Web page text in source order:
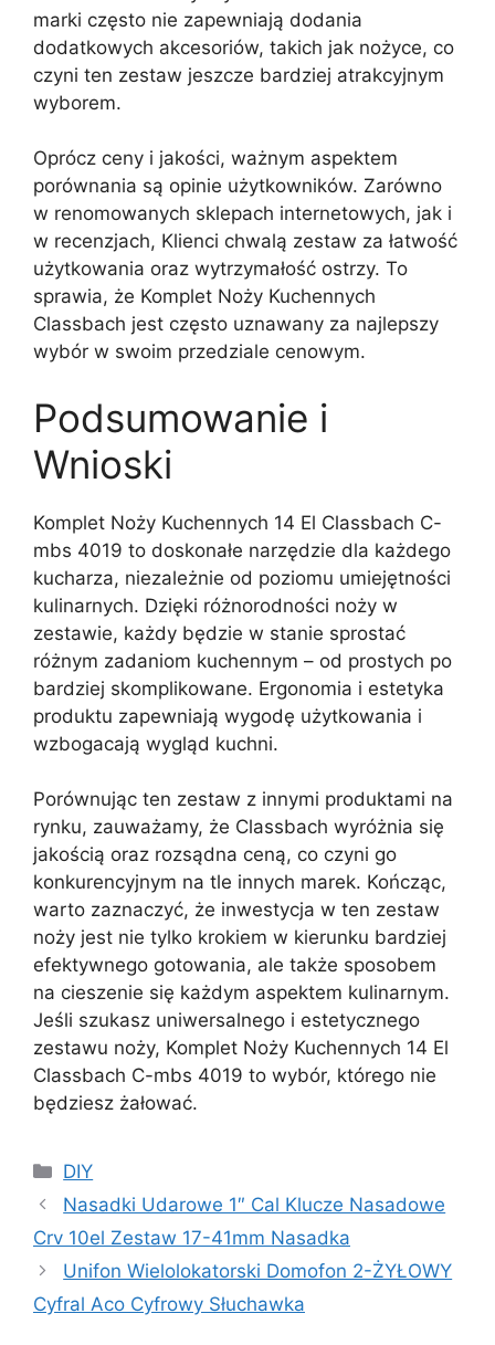
marki często nie zapewniają dodania
dodatkowych akcesoriów, takich jak nożyce, co
czyni ten zestaw jeszcze bardziej atrakcyjnym
wyborem.
Oprócz ceny i jakości, ważnym aspektem
porównania są opinie użytkowników. Zarówno
w renomowanych sklepach internetowych, jak i
w recenzjach, Klienci chwalą zestaw za łatwość
użytkowania oraz wytrzymałość ostrzy. To
sprawia, że Komplet Noży Kuchennych
Classbach jest często uznawany za najlepszy
wybór w swoim przedziale cenowym.
Podsumowanie i
Wnioski
Komplet Noży Kuchennych 14 El Classbach C-
mbs 4019 to doskonałe narzędzie dla każdego
kucharza, niezależnie od poziomu umiejętności
kulinarnych. Dzięki różnorodności noży w
zestawie, każdy będzie w stanie sprostać
różnym zadaniom kuchennym – od prostych po
bardziej skomplikowane. Ergonomia i estetyka
produktu zapewniają wygodę użytkowania i
wzbogacają wygląd kuchni.
Porównując ten zestaw z innymi produktami na
rynku, zauważamy, że Classbach wyróżnia się
jakością oraz rozsądna ceną, co czyni go
konkurencyjnym na tle innych marek. Kończąc,
warto zaznaczyć, że inwestycja w ten zestaw
noży jest nie tylko krokiem w kierunku bardziej
efektywnego gotowania, ale także sposobem
na cieszenie się każdym aspektem kulinarnym.
Jeśli szukasz uniwersalnego i estetycznego
zestawu noży, Komplet Noży Kuchennych 14 El
Classbach C-mbs 4019 to wybór, którego nie
będziesz żałować.
Kategorie
DIY
Nasadki Udarowe 1″ Cal Klucze Nasadowe
Crv 10el Zestaw 17-41mm Nasadka
Unifon Wielolokatorski Domofon 2-ŻYŁOWY
Cyfral Aco Cyfrowy Słuchawka